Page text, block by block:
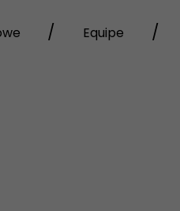
Equipe